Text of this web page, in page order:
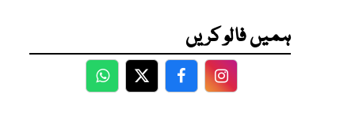
ہمیں فالو کریں
WhatsApp
TwitterFacebookFacebook